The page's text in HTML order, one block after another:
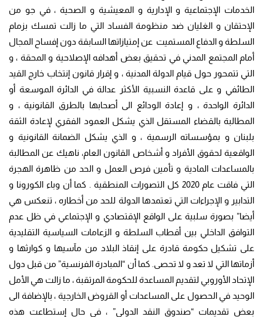
الخدمات الإجتماعية و الإدارية و المعيشية و الصحية ، في جو من
الإحتقان و الغليان ضد منظومة الفساد التي ما زالت تمسك بزمام
السلطة و الدفاع المستميت عن إمتيازاتها السابقة دون إفساح المجال
أمام المجتمع المدني في تحقيق بعض أهدافه الإصلاحية و المحقة ، و
التي تتمحور حول قيام الدولة المدنية ، و إقرار قانون إنتخاب خارج القيد
الطائفي و على قاعدة النسبية الأكثر عدالة في الدائرة الموسعة أو
الدائرة الواحدة ، و إعادة الودائع الى أصحابها بالطرق القانونية ، و
المطالبة بالقضاء المستقل الذي يشكل العمود الفقري لإعادة الثقة
بلبنان و بمؤسساته الرسمية ، و الذي يشكل الضمانة القانونية و
الواقعية لحقوق الأفراد و أشخاص القانون العام، ناهيك عن المطالبة
بالمساعدات المادية و تأمين فرص العمل و الحد من ظاهرة الهجرة
التي فاقت عام 2020 كل التصورات المنطقية . كما أن وباء الكورونا و
التدابير و الإجراءات التي تعتمدها الدولة للحد من أخطاره ، تنعكس هي
أيضا” بصورة سلبية على الواقع الإقتصادي و الإجتماعي في ظل عدم
التوافق الداخلي بين أقطاب السلطة و الزعامات السياسية التقليدية
على تشكيل حكومة قادرة على إنقاذ البلاد من مآسيها و كوارثها و
أزماتها التي لا تعد و لا تحصى. كما أن “المبادرة الفرنسية” من قبل دول
الإتحاد الأوروبي لتقديم المساعدة للحكومة المرتقبة ، ما زالت هي الأمل
الوحيد في الحصول على المساعدات أو القروض الخارجية ، بالإضافة الى
بعض تقديمات “صندوق النقد الدولي” ، في حال إستطاعت هذه